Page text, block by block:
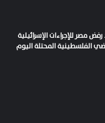
رفض مصر للإجراءات الإسرائيلية
الفلسطينية المحتلة اليوم